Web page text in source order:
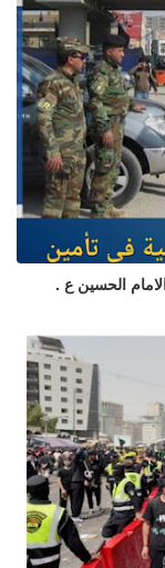
الحسين ع .